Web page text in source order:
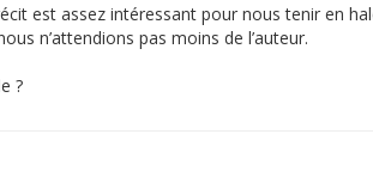
est assez intéressant pour nous tenir en
n’attendions pas moins de l’auteur.
?